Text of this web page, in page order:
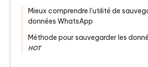
Mieux comprendre l'utilité de
données WhatsApp
Méthode pour sauvegarder les
HOT